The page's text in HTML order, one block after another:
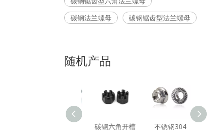
碳钢法兰螺母
碳钢锯齿型法兰螺母
随机产品
碳钢六角开槽
不锈钢304